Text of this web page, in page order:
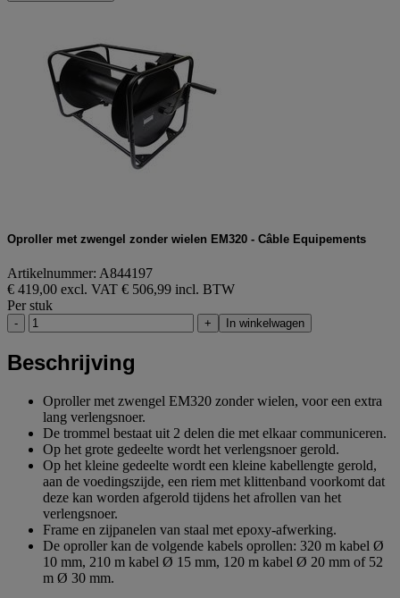
Oproller met zwengel zonder wielen EM320 - Câble Equipements
Artikelnummer: A844197
€ 419,00 excl. VAT € 506,99 incl. BTW
Per stuk
- + In winkelwagen
Beschrijving
Oproller met zwengel EM320 zonder wielen, voor een extra
lang verlengsnoer.
De trommel bestaat uit 2 delen die met elkaar communiceren.
Op het grote gedeelte wordt het verlengsnoer gerold.
Op het kleine gedeelte wordt een kleine kabellengte gerold,
aan de voedingszijde, een riem met klittenband voorkomt dat
deze kan worden afgerold tijdens het afrollen van het
verlengsnoer.
Frame en zijpanelen van staal met epoxy-afwerking.
De oproller kan de volgende kabels oprollen: 320 m kabel Ø
10 mm, 210 m kabel Ø 15 mm, 120 m kabel Ø 20 mm of 52
m Ø 30 mm.